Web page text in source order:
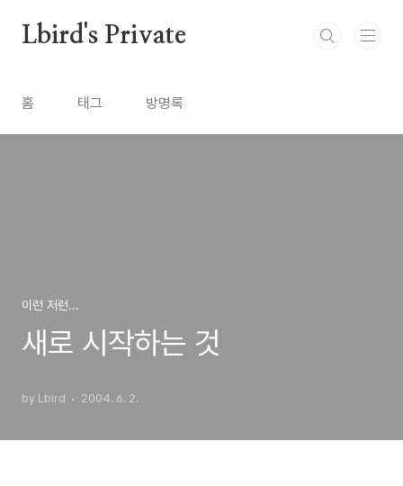
Lbird's Private
홈 태그 방명록
이런 저런...
새로 시작하는 것
by Lbird 2004. 6. 2.